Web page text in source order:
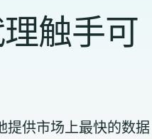
触手可
供市场上最快的数据